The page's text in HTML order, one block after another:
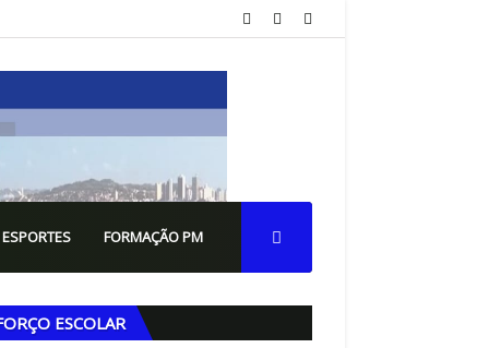
FORMAÇÃO PM
ESCOLAR